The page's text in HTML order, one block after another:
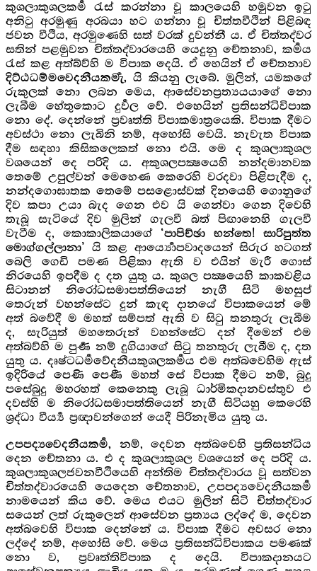
කුශලාකුශලකර්‍ම රැස් කරන්නා වූ කාලයෙහි හමුවන ඉටු
අනිටු අරමුණු අරබයා හට ගන්නා වූ චිත්තවීථින් පිළිබඳ
ජවන වීථිය, අරමුණෙහි සත් වරක් දුවන්නී ය. ඒ චිත්තද්වර
සතින් පළමුවන චිත්තද්වාරයෙහි යෙදුනු චේතනාව, කර්‍මය
රැස් කළ අත්බ්ව්හි ම විපාක දෙයි. ඒ හෙයින් ඒ චේතනාව
දිට්ඨධම්මවෙදනීයකර්‍මැ, යි කියනු ලැබේ. මුලින්, යමකගේ
රුකුලක් නො ලබන මෙය, ආසේවනප්‍රත්‍යයයාගේ නො
ලැබීම හේතුකොට දුර්‍වල වේ. එහෙයින් ප්‍රතිසන්ධිවිපාක
නො දේ. දෙන්නේ ප්‍රවෘත්ති විපාකමාත්‍රයෙකි. විපාක දීමට
අවස්ථා නො ලැබිනි නම්, අහෝසි වෙයි. නැවැත විපාක
දීම සඳහා කිසිකලෙකත් නො එයි. මෙ ද කුශලාකුශල
වශයෙන් දෙ පරිදි ය. අකුශලපක්‍ෂයෙහි නන්දමානවක
තෙමේ උපුල්වන් මෙහෙණ කෙරෙහි වරදවා පිළිපැදීම ද,
නන්දගොඝාතක තෙමේ පසළොස්වක් දිනයෙහි ගොනුගේ
දිව කපා උයා බැද ගෙන එව යි ගෙන්වා ගෙන දිවෙහි
තැබූ සැටියේ දිව මුලින් ගැලවී බත් පිඟානෙහි ගැලවී
වැටීම ද, කොකාලිකයාගේ ‘පාපිච්ඡා භන්තෙ! සාරිපුත්ත
මොග්ගල්ලානා’ යි කළ ආර්‍ය්‍යොපවාදයෙන් සිරුර හටගත්
බෙලි ගෙඩි පමණ පිළිකා ඇති ව එයින් මැරී ගොස්
නිරයෙහි ඉපදීම ද දත යුතු ය. කුශල පක්‍ෂයෙහි කාකවළිය
සිටානන් නිරෝධසමාපත්තියෙන් නැගී සිටි මහසුප්
තෙරුන් වහන්සේට දුන් කැඳ දානයේ විපාකයෙන් මේ
අත් බවේදී ම මහත් සම්පත් ඇති ව සිටු තනතුරු ලැබීම
ද, සැරියුත් මහතෙරුන් වහන්සේට දන් දීමෙන් එම
අත්බව්හි ම පුර්‍ණ නම් දුගියාගේ සිටු තනතුරු ලැබීම ද, දත
යුතු ය. දෘෂ්ටධර්‍මවේදනීයකුශලකර්‍මය එම අත්බවෙහිම ඇස්
ඉදිරියේ පෙණි පෙණී මහත් සේ විපාක දීමට නම්, බුදු
පසේබුදු මහරහත් කෙනෙකු ලැබූ ධාර්මිකදානවස්තුව එ
දවස්හි ම නිරෝධසමාපත්තියෙන් නැගී සිටියහු කෙරෙහි
ශ්‍රද්ධා වීර්‍ය්‍ය ප්‍රඥාවන්ගෙන් යෙදී පිරිනැමිය යුතු ය.
උපපද්‍යවෙදනීයකර්‍ම, නම්, දෙවන අත්බවෙහි ප්‍රතිසන්ධිය
දෙන චේතනා ය. එ ද කුශලාකුශල වශයෙන් දෙ පරිදි ය.
කුශලාකුශලජවනවීථියෙහි අන්තිම චිත්තද්වාරය වූ සත්වන
චිත්තද්වාරයෙහි යෙදෙන චේතනාව, උපපද්‍යවෙදනීයකර්‍ම
නාමයෙන් කිය වේ. මෙය එයට මුලින් සිටි චිත්තද්වාර
සයෙන් ලත් රුකුලෙන් ආසේවන ප්‍රත්‍යය ලද්දේ ම, දෙවන
අත්බවෙහි විපාක දෙන්නේ ය. විපාක දීමට අවසර නො
ලද්දේ නම්, අහෝසි වේ. මෙය ප්‍රතිසන්ධිවිපාකය පමණක්
නො ව, ප්‍රවෘත්තිවිපාක ද දෙයි. විපාකදානයට